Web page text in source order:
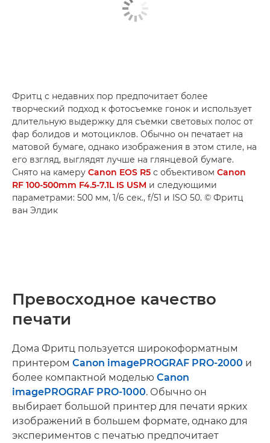
Фритц с недавних пор предпочитает более
творческий подход к фотосъемке гонок и использует
длительную выдержку для съемки световых полос от
фар болидов и мотоциклов. Обычно он печатает на
матовой бумаге, однако изображения в этом стиле, на
его взгляд, выглядят лучше на глянцевой бумаге.
Снято на камеру Canon EOS R5 с объективом Canon
RF 100-500mm F4.5-7.1L IS USM и следующими
параметрами: 500 мм, 1/6 сек., f/51 и ISO 50. © Фритц
ван Элдик
Превосходное качество
печати
Дома Фритц пользуется широкоформатным
принтером Canon imagePROGRAF PRO-2000 и
более компактной моделью Canon
imagePROGRAF PRO-1000. Обычно он
выбирает большой принтер для печати ярких
изображений в большем формате, однако для
экспериментов с печатью предпочитает